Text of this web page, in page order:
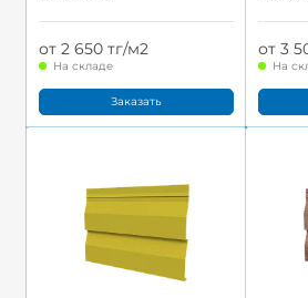
от 2 650 тг/м2
На складе
Заказать
от 3
На